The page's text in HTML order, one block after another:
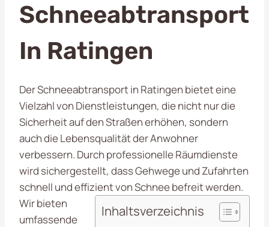
Schneeabtransport
In Ratingen
Der Schneeabtransport in Ratingen bietet eine
Vielzahl von Dienstleistungen, die nicht nur die
Sicherheit auf den Straßen erhöhen, sondern
auch die Lebensqualität der Anwohner
verbessern. Durch professionelle Räumdienste
wird sichergestellt, dass Gehwege und Zufahrten
schnell und effizient von Schnee befreit werden.
Inhaltsverzeichnis
Wir bieten
umfassende